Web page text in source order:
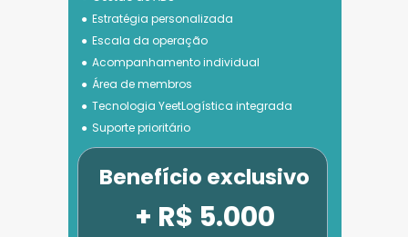
Estratégia personalizada
Escala da operação
Acompanhamento individual
Área de membros
Tecnologia YeetLogística integrada
Suporte prioritário
+ R$ 5.000
Benefício exclusivo